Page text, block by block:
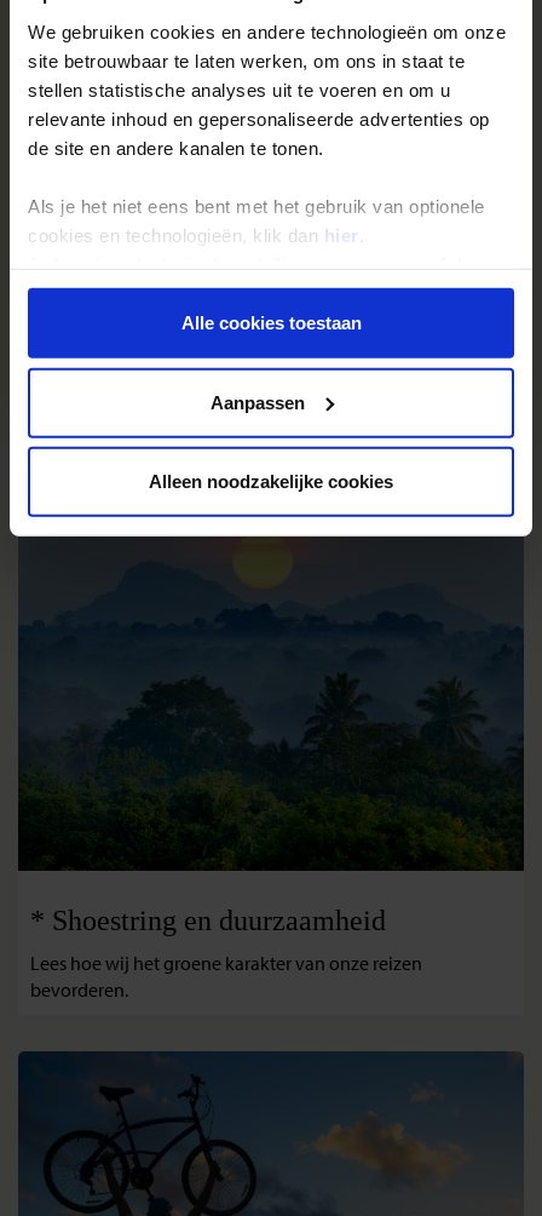
We gebruiken cookies en andere technologieën om onze
site betrouwbaar te laten werken, om ons in staat te
stellen statistische analyses uit te voeren en om u
relevante inhoud en gepersonaliseerde advertenties op
de site en andere kanalen te tonen.
Als je het niet eens bent met het gebruik van optionele
cookies en technologieën, klik dan hier
onder aan de pagina op elk gewenst moment voor de
toekomst wijzigen.Alle cookies toestaan
Aanpassen
Alleen noodzakelijke cookies
Yerevan - Imperial Palace Hotel
WIFI in receptie en/of algemene ruimte - Gratis
* Shoestring en duurzaamheid
Lees hoe wij het groene karakter van onze reizen
bevorderen.